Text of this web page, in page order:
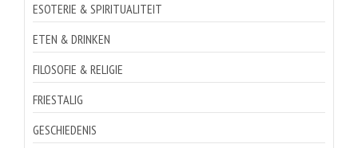
ESOTERIE & SPIRITUALITEIT
ETEN & DRINKEN
FILOSOFIE & RELIGIE
FRIESTALIG
GESCHIEDENIS